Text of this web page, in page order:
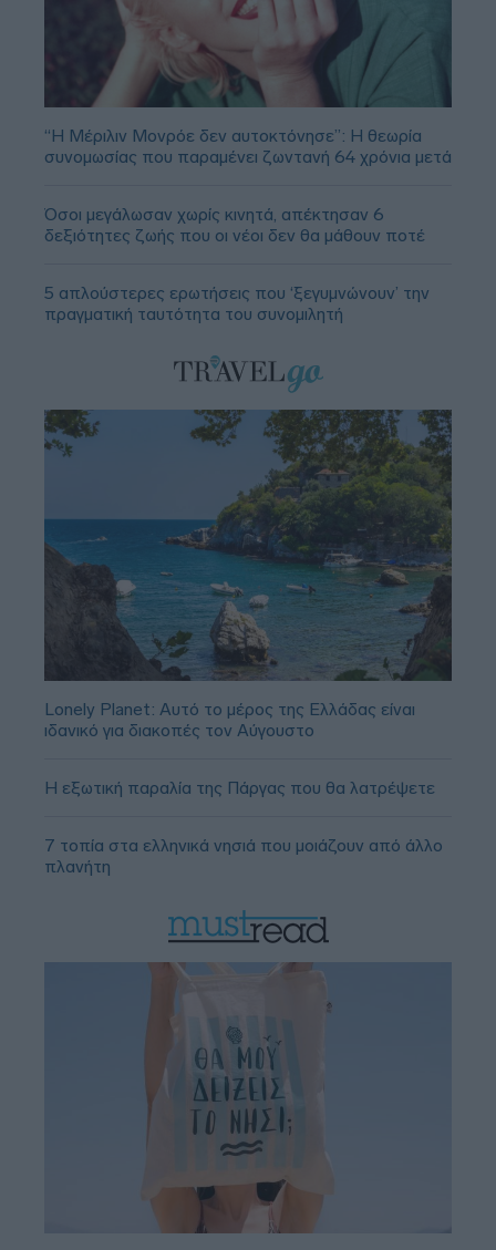
“Η Μέριλιν Μονρόε δεν αυτοκτόνησε”: Η θεωρία
συνομωσίας που παραμένει ζωντανή 64 χρόνια μετά
Όσοι μεγάλωσαν χωρίς κινητά, απέκτησαν 6
δεξιότητες ζωής που οι νέοι δεν θα μάθουν ποτέ
5 απλούστερες ερωτήσεις που ‘ξεγυμνώνουν’ την
πραγματική ταυτότητα του συνομιλητή
Lonely Planet: Αυτό το μέρος της Ελλάδας είναι
ιδανικό για διακοπές τον Αύγουστο
Η εξωτική παραλία της Πάργας που θα λατρέψετε
7 τοπία στα ελληνικά νησιά που μοιάζουν από άλλο
πλανήτη